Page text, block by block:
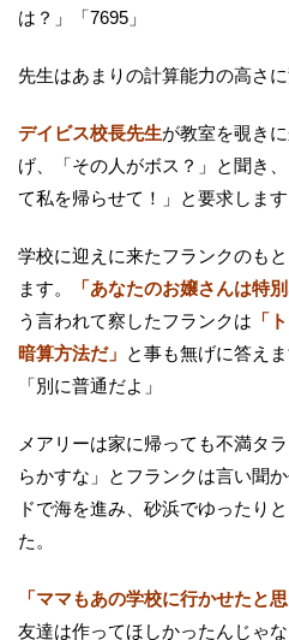
は？」「7695」
先生はあまりの計算能力の高さに
デイビス校長先生が教室を覗き
げ、「その人がボス？」と聞き
て私を帰らせて！」と要求します
学校に迎えに来たフランクのも
ます。
「あなたのお嬢さんは特
う言われて察したフランクは 「
暗算方法だ」 と事も無げに答え
「別に普通だよ」
メアリーは家に帰っても不満タ
らかすな」とフランクは言い聞
ドで海を進み、砂浜でゆったり
た。
「ママもあの学校に行かせたと思
友達は作ってほしかったんじゃな